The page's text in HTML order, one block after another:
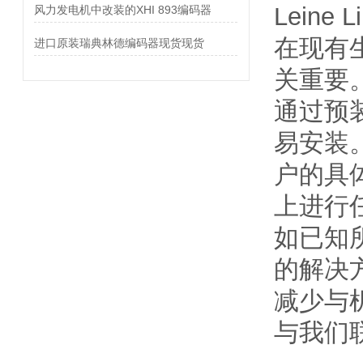
风力发电机中改装的XHI 893编码器
进口原装瑞典林德编码器现货现货
Leine
在现有
关重要
通过预
易安装
户的具
上进行
如已知
的解决
减少与
与我们